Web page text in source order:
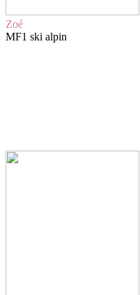
Zoé
MF1 ski alpin